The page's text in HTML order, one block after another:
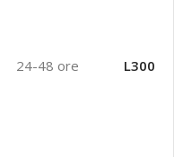
24-48 ore L300